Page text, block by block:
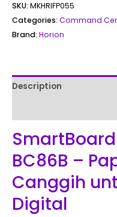
SKU: MKHRIFP055
Categories: Command
Brand: Horion
Description
BC86B –
Canggih
Digital